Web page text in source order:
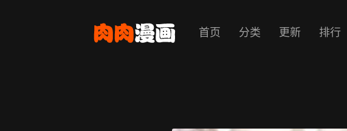
首页 分类 更新 排行